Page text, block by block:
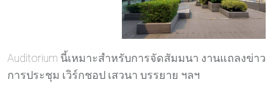
Auditorium นี้เหมาะสำหรับการจัดสัมมนา งานแถลงข่าว
การประชุม เวิร์กชอป เสวนา บรรยาย ฯลฯ